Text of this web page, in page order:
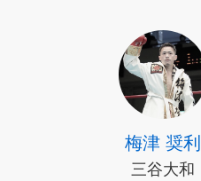
梅津 奨利
三谷大和